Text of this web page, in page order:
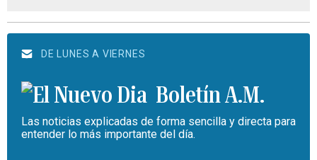
DE LUNES A VIERNES
Boletín A.M.
Las noticias explicadas de forma sencilla y directa para
entender lo más importante del día.